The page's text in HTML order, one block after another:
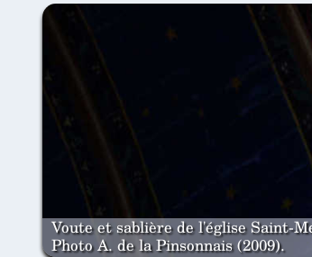
Voute et sablière de l'église Saint-
Photo A. de la Pinsonnais (2009).